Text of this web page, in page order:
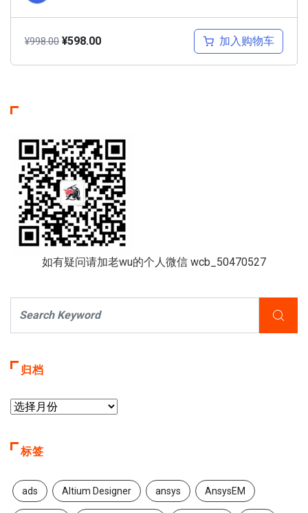
¥998.00 ¥598.00 加入购物车
如有疑问请加老wu的个人微信 wcb_50470527
归档
标签
ads Altium Designer ansys AnsysEM